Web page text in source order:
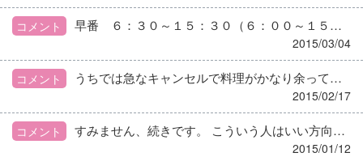
コメント 早番 ６：３０～１５：３０（６：００～１５：００の日もあり） 日勤 ９：３０～１８：３０ 遅番 １０：３０～１９：３０ です。行事食や会議の日は早番か日勤が増員されます。 仕込みは、野菜などは前日ですが一部当日もあります。肉は当日です。
2015/03/04
コメント うちでは急なキャンセルで料理がかなり余ってしまったら、介護職員や事務所、看護師などに「～で余ったので、よかったら食べてください」と配っています。わざと余るほど注文してるんじゃないですもんね、みんな事情を理解して、喜んで食べてくれます。
2015/02/17
コメント すみません、続きです。 こういう人はいい方向に向かえば、すばらしいリーダーシップを発揮してチームをまとめ、片腕となってくれますよ。なので、こうした方がいいと思ったことがあったら、とりあえず私に言って！！そしてみんなで考えようとお願いするのもひとつですね。
2015/01/12